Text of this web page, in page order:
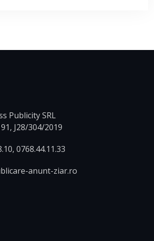
Publicity SRL
J28/304/2019
, 0768.44.11.33
anunt-ziar.ro